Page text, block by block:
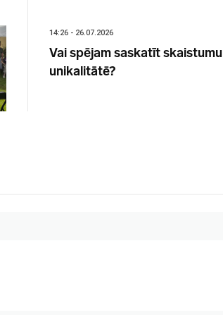
14:26 - 26.07.2026
Vai spējam saskatīt skaistumu
unikalitātē?